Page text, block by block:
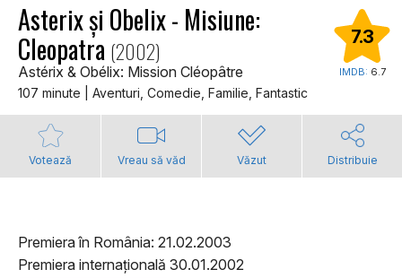
Asterix și Obelix - Misiune:
Cleopatra (2002)
Astérix & Obélix: Mission Cléopâtre
107 minute | Aventuri, Comedie, Familie, Fantastic
7.3
IMDB: 6.7
Votează Vreau să văd Văzut Distribuie
Premiera în România: 21.02.2003
Premiera internațională 30.01.2002